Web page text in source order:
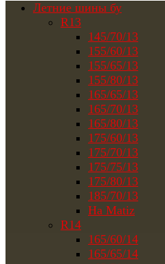
Летние шины бу
R13
145/70/13
155/60/13
155/65/13
155/80/13
165/65/13
165/70/13
165/80/13
175/60/13
175/70/13
175/75/13
175/80/13
185/70/13
На Matiz
R14
165/60/14
165/65/14